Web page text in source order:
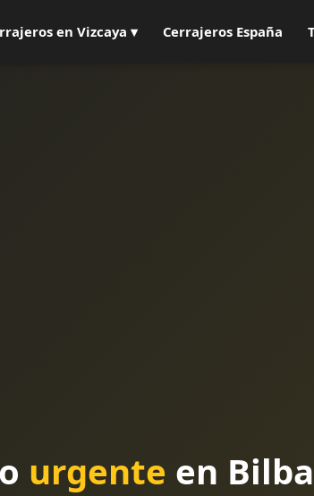
en Vizcaya ▾ Cerrajeros España
urgente en